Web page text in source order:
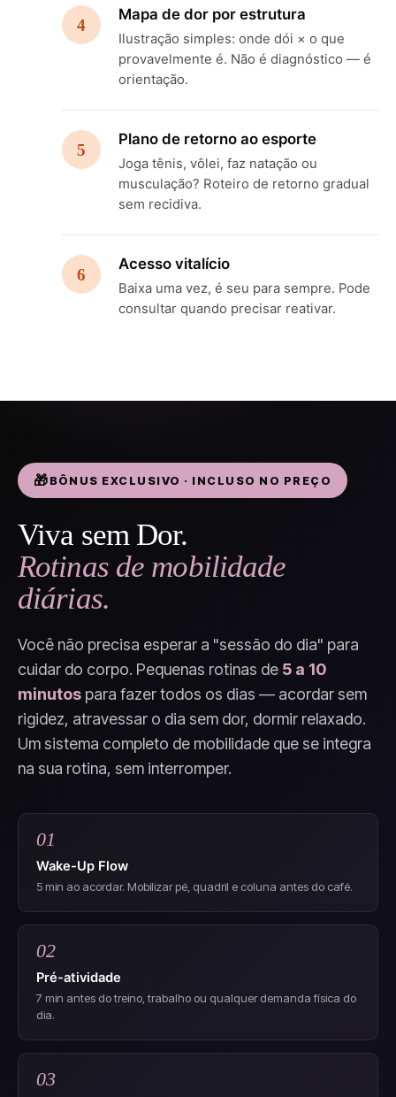
4
Mapa de dor por estrutura
Ilustração simples: onde dói × o que
provavelmente é. Não é diagnóstico — é
orientação.
5
Plano de retorno ao esporte
Joga tênis, vôlei, faz natação ou
musculação? Roteiro de retorno gradual
sem recidiva.
6
Acesso vitalício
Baixa uma vez, é seu para sempre. Pode
consultar quando precisar reativar.
BÔNUS EXCLUSIVO · INCLUSO NO PREÇO
Viva sem Dor.
Rotinas de mobilidade
diárias.
Você não precisa esperar a "sessão do dia" para
cuidar do corpo. Pequenas rotinas de 5 a 10
minutos para fazer todos os dias — acordar sem
rigidez, atravessar o dia sem dor, dormir relaxado.
Um sistema completo de mobilidade que se integra
na sua rotina, sem interromper.
01
Wake-Up Flow
5 min ao acordar. Mobilizar pé, quadril e coluna antes do café.
02
Pré-atividade
7 min antes do treino, trabalho ou qualquer demanda física do
dia.
03